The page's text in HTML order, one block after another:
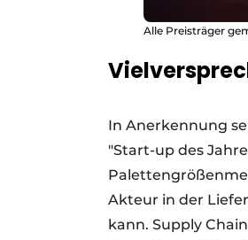
Alle Preisträger
In Anerkennung
"Start-up des
Akteur in der
kann. Supply